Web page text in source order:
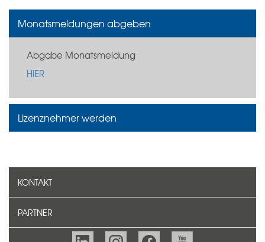
Monatsmeldungen abgeben
Abgabe Monatsmeldung
HIER
Lizenznehmer werden
KONTAKT
PARTNER